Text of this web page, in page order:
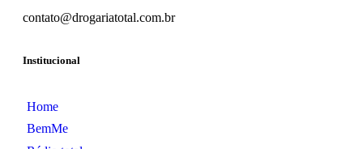
contato@drogariatotal.com.br
Institucional
Home
BemMe